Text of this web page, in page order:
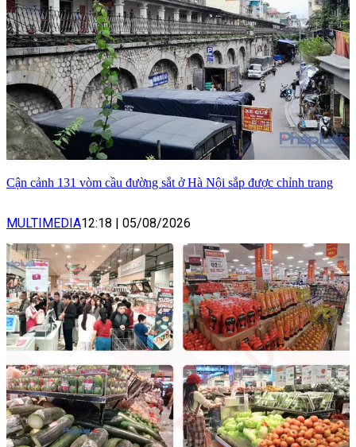
Cận cảnh 131 vòm cầu đường sắt ở Hà Nội sắp được chỉnh trang
MULTIMEDIA12:18 | 05/08/2026